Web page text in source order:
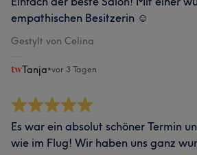
empathischen Besitzerin ☺️
Gestylt von Celina
Tanja•vor 3 Tagen
Es war ein absolut schöner Termin
wie im Flug! Wir haben uns ganz